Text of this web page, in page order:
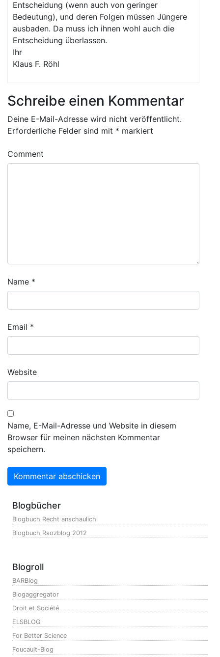
Entscheidung (wenn auch von geringer
Bedeutung), und deren Folgen müssen Jüngere
ausbaden. Da muss ich ihnen wohl auch die
Entscheidung überlassen.
Ihr
Klaus F. Röhl
Schreibe einen Kommentar
Deine E-Mail-Adresse wird nicht veröffentlicht.
Erforderliche Felder sind mit * markiert
Comment
Name *
Email *
Website
Name, E-Mail-Adresse und Website in diesem
Browser für meinen nächsten Kommentar
speichern.
Blogbücher
Blogbuch Recht anschaulich
Blogbuch Rsozblog 2012
Blogroll
BARBlog
Blogaggregator
Droit et Société
ELSBLOG
For Better Science
Foucault-Blog